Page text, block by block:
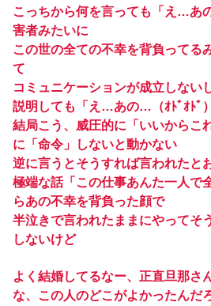
こっちから何を言っても「え…
害者みたいに
この世の全ての不幸を背負ってる
て
コミュニケーションが成立しない
説明しても「え…あの…（ｵﾄﾞｵﾄﾞ
結局こう、威圧的に「いいからこ
に「命令」しないと動かない
逆に言うとそうすれば言われたと
極端な話「この仕事あんた一人で
らあの不幸を背負った顔で
半泣きで言われたままにやってそ
しないけど
よく結婚してるなー、正直旦那さ
な、この人のどこがよかったんだ